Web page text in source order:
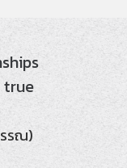
true
รณ)